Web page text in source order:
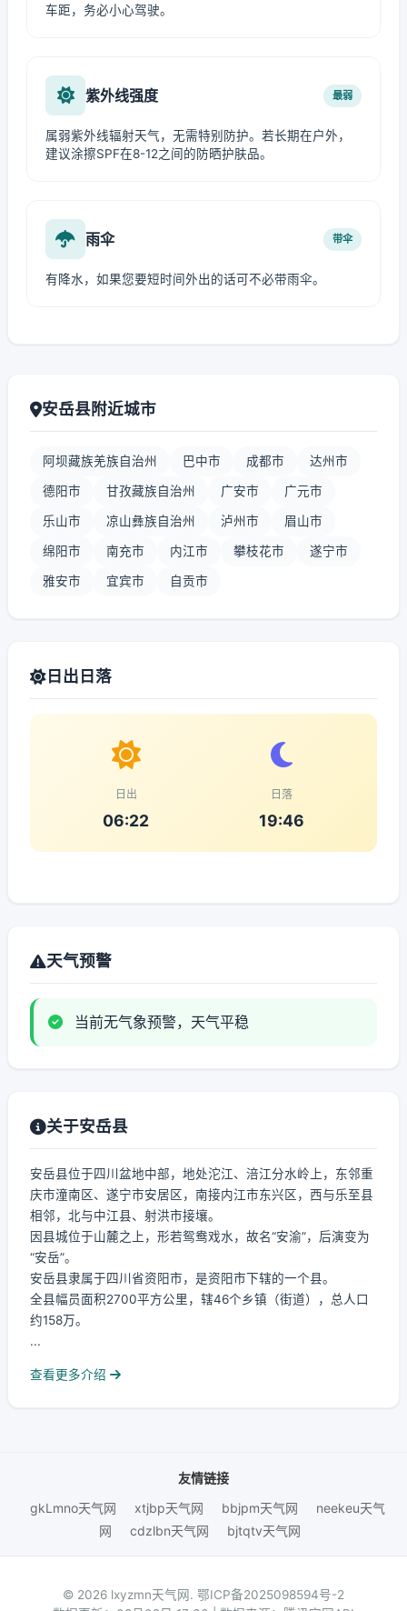
车距，务必小心驾驶。
紫外线强度 最弱
属弱紫外线辐射天气，无需特别防护。若长期在户外，
建议涂擦SPF在8-12之间的防晒护肤品。
雨伞 带伞
有降水，如果您要短时间外出的话可不必带雨伞。
安岳县附近城市
阿坝藏族羌族自治州 巴中市 成都市 达州市
德阳市 甘孜藏族自治州 广安市 广元市
乐山市 凉山彝族自治州 泸州市 眉山市
绵阳市 南充市 内江市 攀枝花市 遂宁市
雅安市 宜宾市 自贡市
日出日落
日出
06:22
日落
19:46
天气预警
当前无气象预警，天气平稳
关于安岳县
安岳县位于四川盆地中部，地处沱江、涪江分水岭上，东邻重
庆市潼南区、遂宁市安居区，南接内江市东兴区，西与乐至县
相邻，北与中江县、射洪市接壤。
因县城位于山麓之上，形若鸳鸯戏水，故名“安渝”，后演变为
“安岳”。
安岳县隶属于四川省资阳市，是资阳市下辖的一个县。
全县幅员面积2700平方公里，辖46个乡镇（街道），总人口
约158万。
...
查看更多介绍
友情链接
gkLmno天气网
xtjbp天气网 bbjpm天气网
neekeu天气
网
cdzlbn天气网 bjtqtv天气网
© 2026 lxyzmn天气网. 鄂ICP备2025098594号-2